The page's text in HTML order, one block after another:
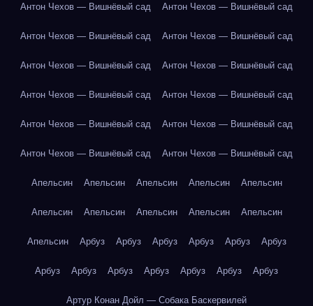
Антон Чехов — Вишнёвый сад Антон Чехов — Вишнёвый сад
Антон Чехов — Вишнёвый сад Антон Чехов — Вишнёвый сад
Антон Чехов — Вишнёвый сад Антон Чехов — Вишнёвый сад
Антон Чехов — Вишнёвый сад Антон Чехов — Вишнёвый сад
Антон Чехов — Вишнёвый сад Антон Чехов — Вишнёвый сад
Антон Чехов — Вишнёвый сад Антон Чехов — Вишнёвый сад
Апельсин Апельсин Апельсин Апельсин Апельсин
Апельсин Апельсин Апельсин Апельсин Апельсин
Апельсин Арбуз Арбуз Арбуз Арбуз Арбуз Арбуз
Арбуз Арбуз Арбуз Арбуз Арбуз Арбуз Арбуз
Артур Конан Дойл — Собака Баскервилей